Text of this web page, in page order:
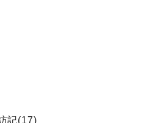
記(17)